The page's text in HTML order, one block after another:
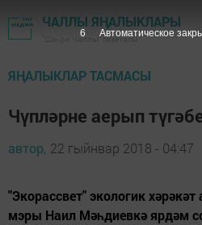
ЧАЛЛЫ ЯҢАЛЫКЛАРЫ
"Шәһри Чаллы" газетасы
ЯҢАЛЫКЛАР ТАСМАСЫ
Чүпләрне аерып
автор, 22 гыйнвар 2018 - 04:47
"Экорассвет" экологик
мэры Наил Мәһдиевкә ярдәм
5 Автоматическое